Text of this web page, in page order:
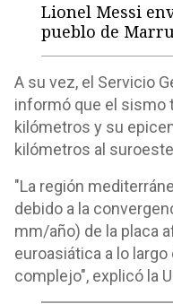
Lionel Messi
pueblo de
A su vez, el Servicio
informó que el sismo
kilómetros y su
kilómetros al
"La región
debido a la
mm/año) de la placa
euroasiática a lo
complejo", explicó la